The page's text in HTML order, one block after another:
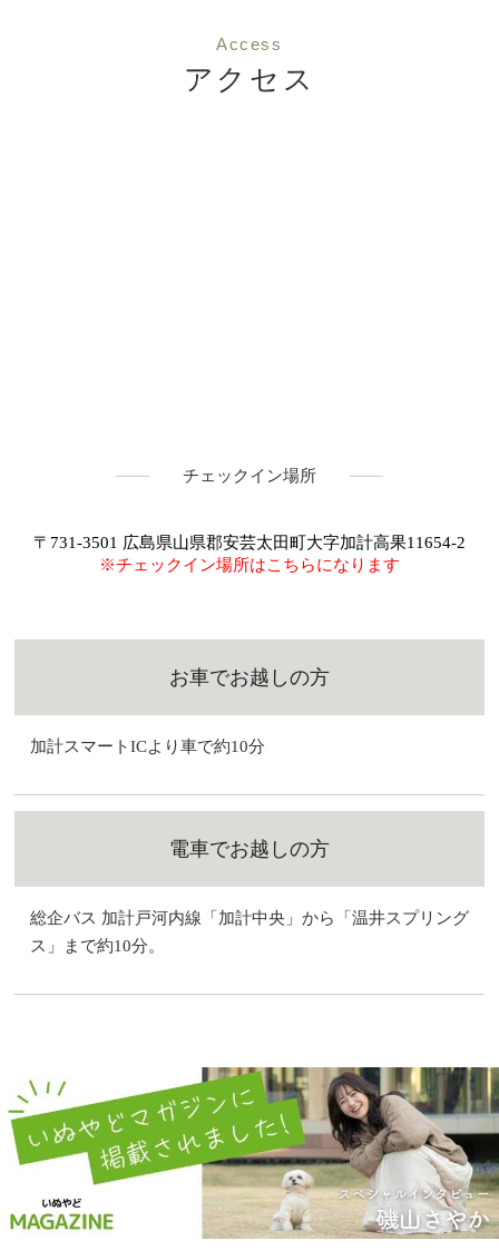
Access
アクセス
チェックイン場所
〒731-3501 広島県山県郡安芸太田町大字加計高果11654-2
※チェックイン場所はこちらになります
お車でお越しの方
加計スマートICより車で約10分
電車でお越しの方
総企バス 加計戸河内線「加計中央」から「温井スプリング
ス」まで約10分。